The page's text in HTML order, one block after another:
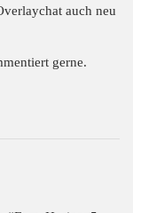
auch neu
gerne.